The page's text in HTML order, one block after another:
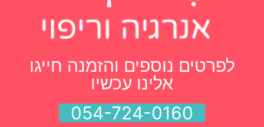
לפרטים נוספים והזמנה חייגו
אלינו עכשיו
054-724-0160